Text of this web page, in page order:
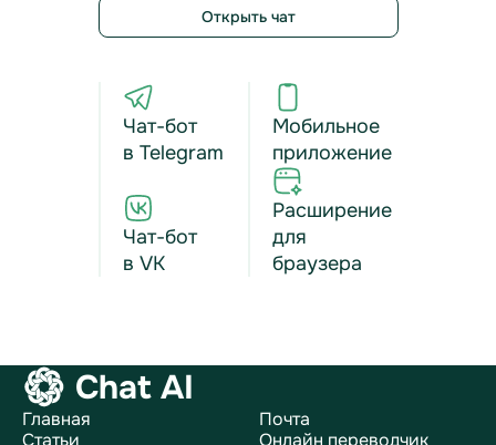
Открыть чат
Чат-бот
в Telegram
Чат-бот
в VK
Мобильное
приложение
Расширение
для
браузера
Chat AI
Главная
Статьи
Почта
Онлайн переводчик